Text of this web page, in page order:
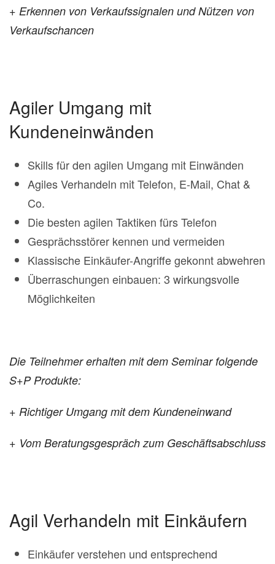
+ Erkennen von Verkaufssignalen und Nützen von
Verkaufschancen
Agiler Umgang mit
Kundeneinwänden
Skills für den agilen Umgang mit Einwänden
Agiles Verhandeln mit Telefon, E-Mail, Chat &
Co.
Die besten agilen Taktiken fürs Telefon
Gesprächsstörer kennen und vermeiden
Klassische Einkäufer-Angriffe gekonnt abwehren
Überraschungen einbauen: 3 wirkungsvolle
Möglichkeiten
Die Teilnehmer erhalten mit dem Seminar folgende
S+P Produkte:
+ Richtiger Umgang mit dem Kundeneinwand
+ Vom Beratungsgespräch zum Geschäftsabschluss
Agil Verhandeln mit Einkäufern
Einkäufer verstehen und entsprechend